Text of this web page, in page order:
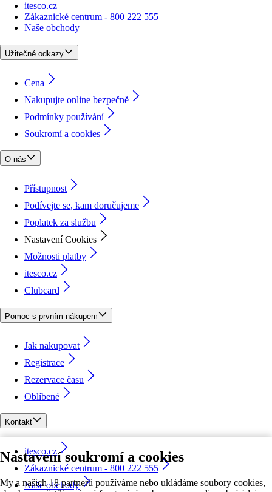
Nastavení soukromí a cookies
My a našich 18 partnerů používáme nebo ukládáme soubory cookies,
itesco.cz
Zákaznické centrum - 800 222 555
Naše obchody
Užitečné odkazy
Cena
Nakupujte online bezpečně
Podmínky používání
Soukromí a cookies
O nás
Přístupnost
Podívejte se, kam doručujeme
Poplatek za službu
Nastavení Cookies
Možnosti platby
itesco.cz
Clubcard
Pomoc s prvním nákupem
Jak nakupovat
Registrace
Rezervace času
Oblíbené
Kontakt
itesco.cz
Zákaznické centrum - 800 222 555
Naše obchody